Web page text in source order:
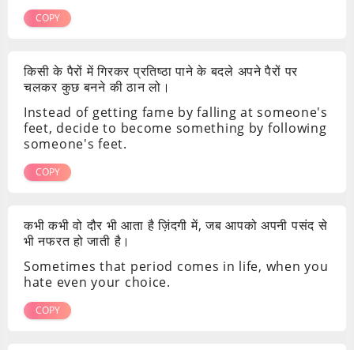
COPY
किसी के पैरों में गिरकर प्रतिष्ठा पाने के बदले अपने पैरों पर
चलकर कुछ बनने की ठान लो।
Instead of getting fame by falling at someone's
feet, decide to become something by following
someone's feet.
COPY
कभी कभी वो दौर भी आता है ज़िंदगी में, जब आपको अपनी पसंद से
भी नफरत हो जाती है।
Sometimes that period comes in life, when you
hate even your choice.
COPY